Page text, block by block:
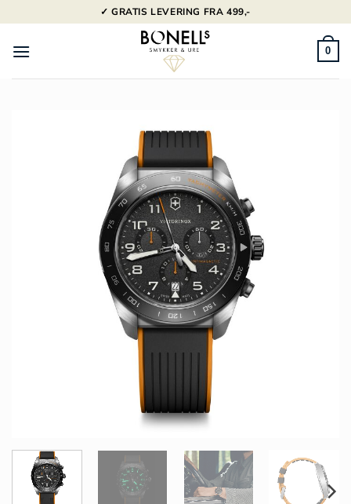
til
indhold
✓ GRATIS LEVERING FRA 499,-
0